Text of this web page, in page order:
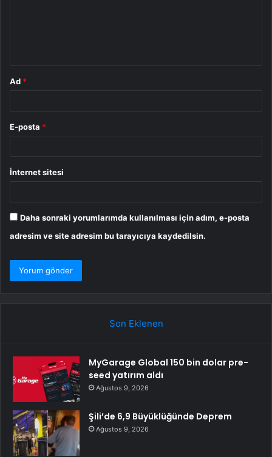
Ad *
E-posta *
İnternet sitesi
Daha sonraki yorumlarımda kullanılması için adım, e-posta
adresim ve site adresim bu tarayıcıya kaydedilsin.
Son Eklenen
MyGarage Global 150 bin dolar pre-
seed yatırım aldı
Ağustos 9, 2026
Şili’de 6,9 Büyüklüğünde Deprem
Ağustos 9, 2026